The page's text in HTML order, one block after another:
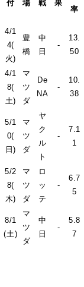
付 場 戦 果
率
4/1
4(
火)
豊
橋
中
日
-
13.
50
4/1
8(
土)
マ
ツ
ダ
De
NA
-
10.
38
5/1
0(
日)
マ
ツ
ダ
ヤ
ク
ル
ト
-
7.1
1
5/2
8(
木)
マ
ツ
ダ
ロ
ッ
テ
-
6.7
5
8/1
(土)
マ
ツ
ダ
中
日
-
5.8
7